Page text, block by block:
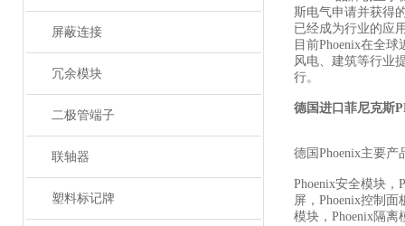
屏蔽连接
冗余模块
二极管端子
联轴器
塑料标记牌
斯电气申请并获得
已经成为行业的应
目前Phoenix在全
风电、建筑等行业
行。
德国进口菲尼克斯
德国Phoenix主要产
Phoenix安全模块，
屏，Phoenix控制面
模块，Phoenix隔离